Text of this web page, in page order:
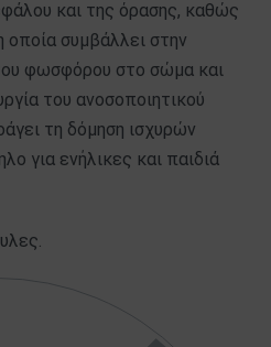
και της όρασης, καθώς
οποία συμβάλλει στην
φωσφόρου στο σώμα και
του ανοσοποιητικού
τη δόμηση ισχυρών
για ενήλικες και παιδιά